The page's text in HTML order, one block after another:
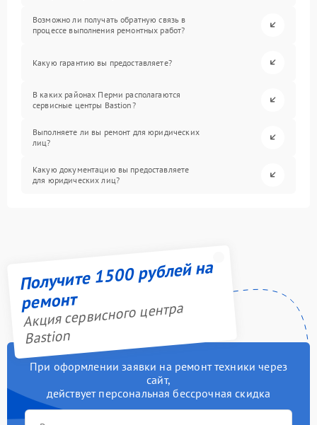
Возможно ли получать обратную связь в
процессе выполнения ремонтных работ?
Какую гарантию вы предоставляете?
В каких районах Перми располагаются
сервисные центры Bastion?
Выполняете ли вы ремонт для юридических
лиц?
Какую документацию вы предоставляете
для юридических лиц?
Получите 1500 рублей на
ремонт
Акция сервисного центра
Bastion
При оформлении заявки на ремонт техники через
сайт,
действует персональная бессрочная скидка